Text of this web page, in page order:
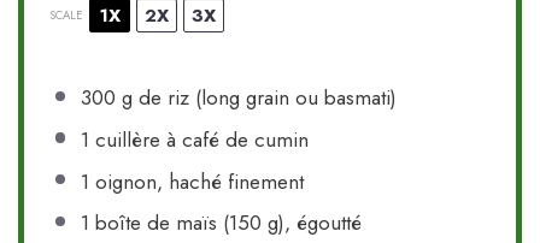
SCALE 1X 2X 3X
300 g de riz (long grain ou basmati)
1 cuillère à café de cumin
1 oignon, haché finement
1 boîte de maïs (150 g), égoutté